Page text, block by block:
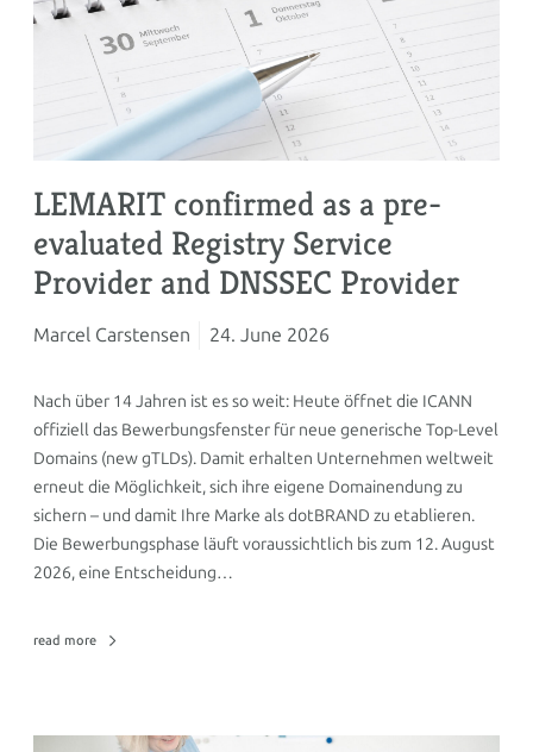
LEMARIT confirmed as a pre-
evaluated Registry Service
Provider and DNSSEC Provider
Marcel Carstensen 24. June 2026
Nach über 14 Jahren ist es so weit: Heute öffnet die ICANN
offiziell das Bewerbungsfenster für neue generische Top-Level
Domains (new gTLDs). Damit erhalten Unternehmen weltweit
erneut die Möglichkeit, sich ihre eigene Domainendung zu
sichern – und damit Ihre Marke als dotBRAND zu etablieren.
Die Bewerbungsphase läuft voraussichtlich bis zum 12. August
2026, eine Entscheidung…
read more